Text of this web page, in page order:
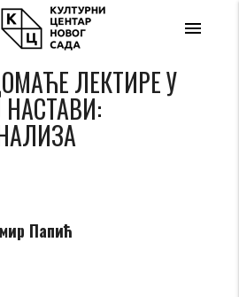
menu
ЛЕКТИРЕ У
Папић